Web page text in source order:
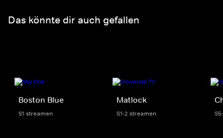
Das könnte dir auch gefallen
Boston Blue
S1 streamen
Matlock
S1-2 streamen